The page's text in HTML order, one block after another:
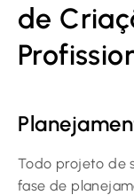
de
Todo projeto de
fase de